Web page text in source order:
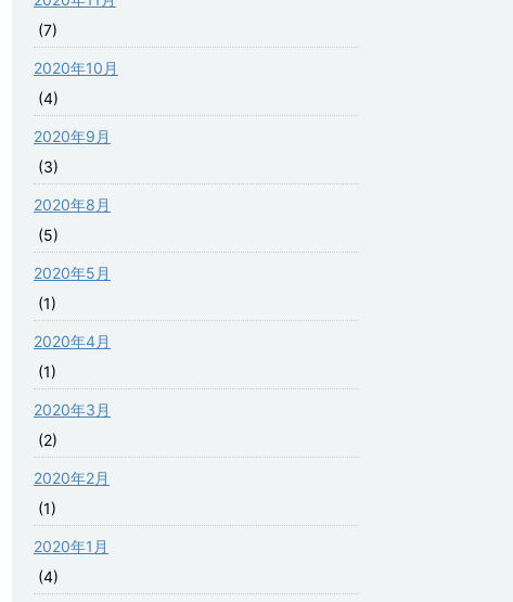
(7)
2020年10月
(4)
2020年9月
(3)
2020年8月
(5)
2020年5月
(1)
2020年4月
(1)
2020年3月
(2)
2020年2月
(1)
2020年1月
(4)